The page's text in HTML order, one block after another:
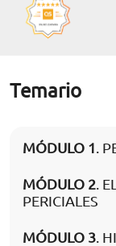
Temario
MÓDULO 1.
MÓDULO 2.
PERICIALES
MÓDULO 3.